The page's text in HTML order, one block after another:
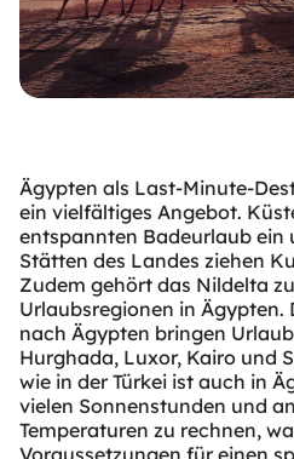
Ägypten als Last-Minute-
ein vielfältiges Angebot.
entspannten Badeurlaub ein
Stätten des Landes ziehen
Zudem gehört das Nildelta
Urlaubsregionen in Ägypten.
nach Ägypten bringen
Hurghada, Luxor, Kairo und
wie in der Türkei ist auch in
vielen Sonnenstunden und
Temperaturen zu rechnen,
Voraussetzungen für einen